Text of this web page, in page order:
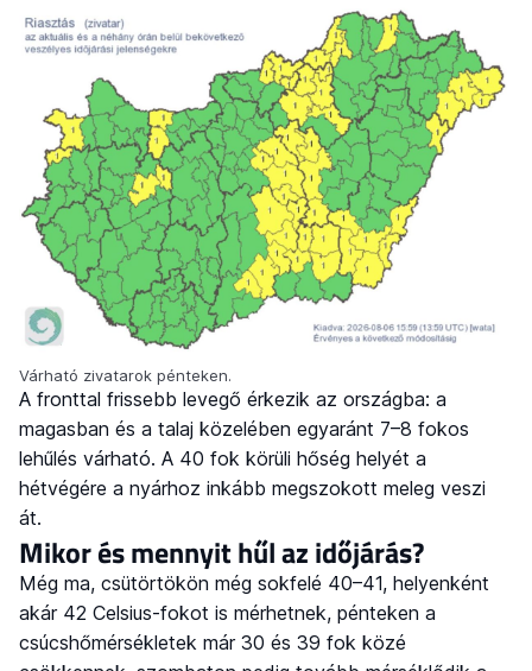
Várható zivatarok pénteken.
A fronttal frissebb levegő érkezik az országba: a
magasban és a talaj közelében egyaránt 7–8 fokos
lehűlés várható. A 40 fok körüli hőség helyét a
hétvégére a nyárhoz inkább megszokott meleg veszi
át.
Mikor és mennyit hűl az időjárás?
Még ma, csütörtökön még sokfelé 40–41, helyenként
akár 42 Celsius-fokot is mérhetnek, pénteken a
csúcshőmérsékletek már 30 és 39 fok közé